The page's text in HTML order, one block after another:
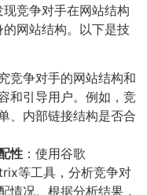
竞争对手在网站结构
网站结构。以下是技
竞争对手的网站结构和
和引导用户。例如，竞
、内部链接结构是否合
性 ：使用谷歌
等工具，分析竞争对
情况。根据分析结果，